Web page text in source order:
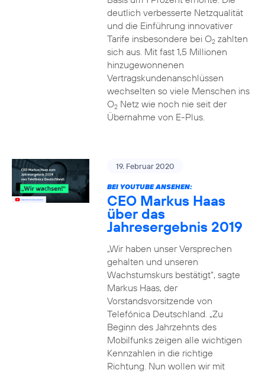
deutlich verbesserte Netzqualität
und die Einführung innovativer
Tarife insbesondere bei O2zahlten
sich aus. Mit fast 1,5 Millionen
hinzugewonnenen
Vertragskundenanschlüssen
wechselten so viele Menschen ins
O2Netz wie noch nie seit der
Übernahme von E-Plus.
19. Februar 2020
BEI YOUTUBE ANSEHEN:
CEO Markus Haas
über das
Jahresergebnis 2019
„Wir haben unser Versprechen
gehalten und unseren
Wachstumskurs bestätigt“, sagte
Markus Haas, der
Vorstandsvorsitzende von
Telefónica Deutschland. „Zu
Beginn des Jahrzehnts des
Mobilfunks zeigen alle wichtigen
Kennzahlen in die richtige
Richtung. Nun wollen wir mit